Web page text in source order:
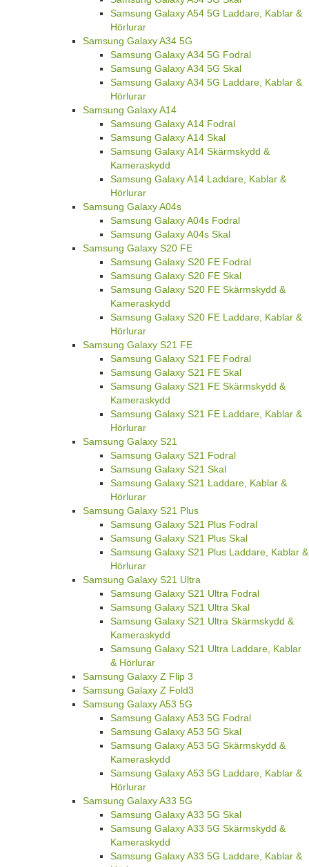
Samsung Galaxy A54 5G Laddare, Kablar &
Hörlurar
Samsung Galaxy A34 5G
Samsung Galaxy A34 5G Fodral
Samsung Galaxy A34 5G Skal
Samsung Galaxy A34 5G Laddare, Kablar &
Hörlurar
Samsung Galaxy A14
Samsung Galaxy A14 Fodral
Samsung Galaxy A14 Skal
Samsung Galaxy A14 Skärmskydd &
Kameraskydd
Samsung Galaxy A14 Laddare, Kablar &
Hörlurar
Samsung Galaxy A04s
Samsung Galaxy A04s Fodral
Samsung Galaxy A04s Skal
Samsung Galaxy S20 FE
Samsung Galaxy S20 FE Fodral
Samsung Galaxy S20 FE Skal
Samsung Galaxy S20 FE Skärmskydd &
Kameraskydd
Samsung Galaxy S20 FE Laddare, Kablar &
Hörlurar
Samsung Galaxy S21 FE
Samsung Galaxy S21 FE Fodral
Samsung Galaxy S21 FE Skal
Samsung Galaxy S21 FE Skärmskydd &
Kameraskydd
Samsung Galaxy S21 FE Laddare, Kablar &
Hörlurar
Samsung Galaxy S21
Samsung Galaxy S21 Fodral
Samsung Galaxy S21 Skal
Samsung Galaxy S21 Laddare, Kablar &
Hörlurar
Samsung Galaxy S21 Plus
Samsung Galaxy S21 Plus Fodral
Samsung Galaxy S21 Plus Skal
Samsung Galaxy S21 Plus Laddare, Kablar &
Hörlurar
Samsung Galaxy S21 Ultra
Samsung Galaxy S21 Ultra Fodral
Samsung Galaxy S21 Ultra Skal
Samsung Galaxy S21 Ultra Skärmskydd &
Kameraskydd
Samsung Galaxy S21 Ultra Laddare, Kablar
& Hörlurar
Samsung Galaxy Z Flip 3
Samsung Galaxy Z Fold3
Samsung Galaxy A53 5G
Samsung Galaxy A53 5G Fodral
Samsung Galaxy A53 5G Skal
Samsung Galaxy A53 5G Skärmskydd &
Kameraskydd
Samsung Galaxy A53 5G Laddare, Kablar &
Hörlurar
Samsung Galaxy A33 5G
Samsung Galaxy A33 5G Skal
Samsung Galaxy A33 5G Skärmskydd &
Kameraskydd
Samsung Galaxy A33 5G Laddare, Kablar &